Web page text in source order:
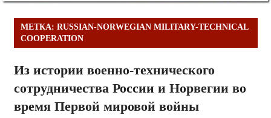
МЕТКА: RUSSIAN-NORWEGIAN MILITARY-TECHNICAL
COOPERATION
Из истории военно-технического
сотрудничества России и Норвегии во
время Первой мировой войны